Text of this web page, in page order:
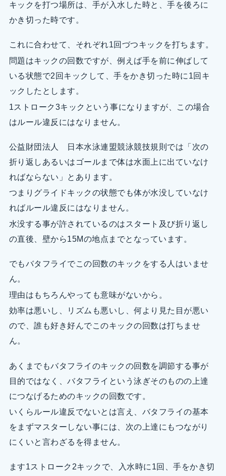
キックを打つ場所は、手が入水した時と、手を後ろに
かき切った時です。
これに合わせて、それぞれ1回づつキックを打ちます。
問題はキックの回数ですが、例えば手を前に伸ばして
いる状態で2回キックして、手をかき切った時に1回キ
ックしたとします。
1ストローク3キックという事になりますが、この場合
はルール違反にはなりません。
公益財団法人 日本水泳連盟競泳競技規則では「次の
折り返しあるいはゴールまで体は水面上に出ていなけ
ればならない」とあります。
つまりグライドキックの状態でも体が水没していなけ
ればルール違反にはなりません。
水没する事が許されているのはスタート及び折り返し
の直後、壁から15Mの地点までとなっています。
でもバタフライでこの回数のキックをする人はいませ
ん。
理由はもちろんやっても意味がないから。
効率は悪いし、リズムも悪いし、何より見た目が悪い
ので、誰も好き好んでこのキックの回数は打ちませ
ん。
あくまでもバタフライのキックの回数を調節する事が
目的ではなく、バタフライという泳ぎそのものの上達
につなげるためのキックの回数です。
いくらルール違反でないとは言え、バタフライの基本
をまずマスターしない事には、次の上達にもつながり
にくいと言わざるを得ません。
ます1ストローク2キックで、入水時に1回、手をかき切